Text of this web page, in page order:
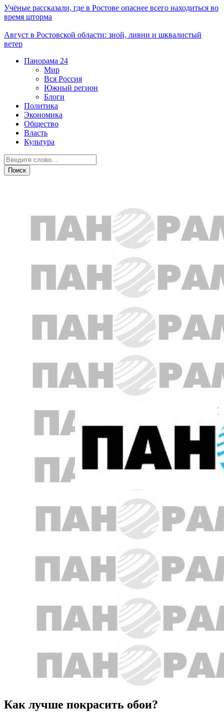
Учёные рассказали, где в Ростове опаснее всего находиться во
время шторма
Август в Ростовской области: зной, ливни и шквалистый
ветер
Панорама 24
Мир
Вся Россия
Южный регион
Блоги
Политика
Экономика
Общество
Власть
Культура
Как лучше покрасить обои?